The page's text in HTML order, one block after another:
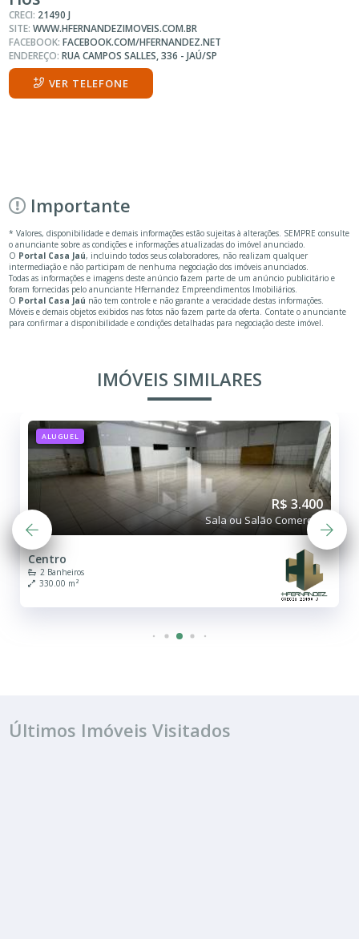
CRECI: 21490 J
SITE:WWW.HFERNANDEZIMOVEIS.COM.BR
FACEBOOK:FACEBOOK.COM/HFERNANDEZ.NET
ENDEREÇO:RUA CAMPOS SALLES, 336 - JAÚ/SP
VER TELEFONE
Importante
* Valores, disponibilidade e demais informações estão sujeitas à alterações. SEMPRE consulte
o anunciante sobre as condições e informações atualizadas do imóvel anunciado.
O Portal Casa Jaú, incluindo todos seus colaboradores, não realizam qualquer
intermediação e não participam de nenhuma negociação dos imóveis anunciados.
Todas as informações e imagens deste anúncio fazem parte de um anúncio publicitário e
foram fornecidas pelo anunciante Hfernandez Empreendimentos Imobiliários.
O Portal Casa Jaú não tem controle e não garante a veracidade destas informações.
Móveis e demais objetos exibidos nas fotos não fazem parte da oferta. Contate o anunciante
para confirmar a disponibilidade e condições detalhadas para negociação deste imóvel.
IMÓVEIS SIMILARES
ALUGUEL
R$ 3.400
Sala ou Salão Comercial
Centro
2 Banheiros
330.00 m²
Últimos Imóveis Visitados